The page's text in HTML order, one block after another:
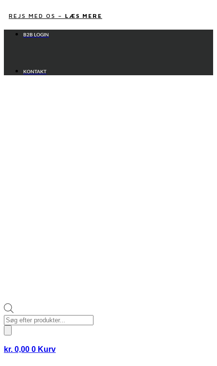
tilREJS MED OS – LÆS MERE
B2B LOGIN
KONTAKT
Products
search
kr. 0,00 0 Kurv